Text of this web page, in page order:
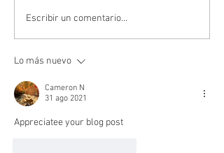
¿PORQUÉ MI HIJO NO COME?
Escribir un comentario...
Lo más nuevo
Cameron N
31 ago 2021
Appreciatee your blog post